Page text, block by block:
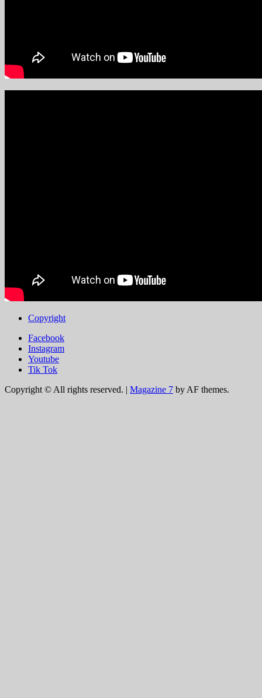
Copyright
Facebook
Instagram
Youtube
Tik Tok
Copyright © All rights reserved. | Magazine 7 by AF themes.